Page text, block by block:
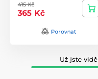
415 Kč
365 Kč
Porovnat
Už jste